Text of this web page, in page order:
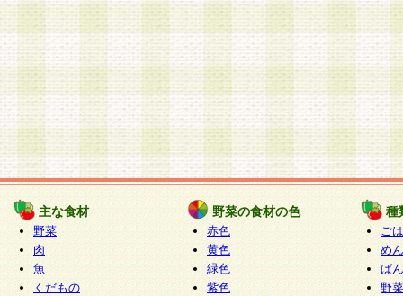
主な食材
野菜
肉
魚
くだもの
野菜の食材の色
赤色
黄色
緑色
紫色
種
ご
めん
ぱん
野